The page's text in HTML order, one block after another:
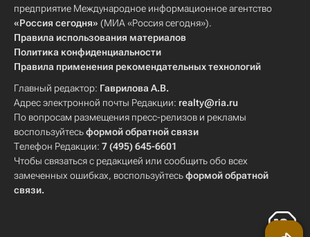
предприятие Международное информационное агентство
«Россия сегодня» (МИА «Россия сегодня»).
Правила использования материалов
Политика конфиденциальности
Правила применения рекомендательных технологий
Главный редактор: Гаврилова А.В.
Адрес электронной почты Редакции: realty@ria.ru
По вопросам размещения пресс-релизов и рекламы
воспользуйтесьформой обратной связи
Телефон Редакции: 7 (495) 645-6601
Чтобы связаться с редакцией или сообщить обо всех
замеченных ошибках, воспользуйтесьформой обратной
связи.